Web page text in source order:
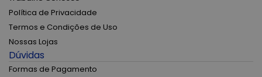
Política de Privacidade
Termos e Condições de Uso
Nossas Lojas
Dúvidas
Formas de Pagamento